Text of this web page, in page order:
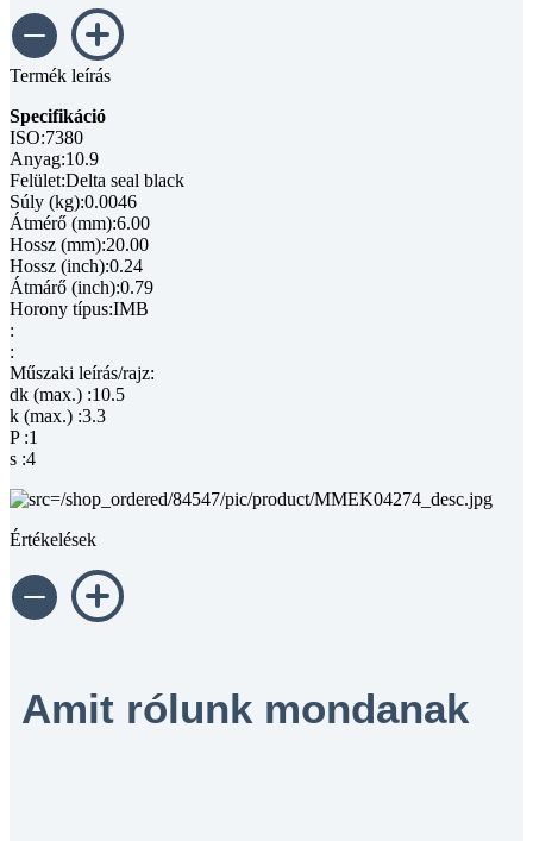
Termék leírás
Specifikáció
ISO:7380
Anyag:10.9
Felület:Delta seal black
Súly (kg):0.0046
Átmérő (mm):6.00
Hossz (mm):20.00
Hossz (inch):0.24
Átmárő (inch):0.79
Horony típus:IMB
:
:
Műszaki leírás/rajz:
dk (max.) :10.5
k (max.) :3.3
P :1
s :4
Értékelések
Amit rólunk mondanak